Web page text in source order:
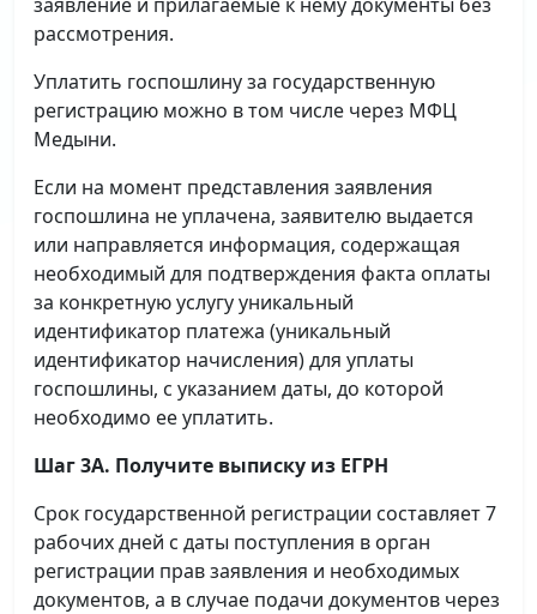
рассмотрения.
Уплатить госпошлину за государственную
регистрацию можно в том числе через МФЦ
Медыни.
Если на момент представления заявления
госпошлина не уплачена, заявителю выдается
или направляется информация, содержащая
необходимый для подтверждения факта оплаты
за конкретную услугу уникальный
идентификатор платежа (уникальный
идентификатор начисления) для уплаты
госпошлины, с указанием даты, до которой
необходимо ее уплатить.
Шаг 3А. Получите выписку из ЕГРН
Срок государственной регистрации составляет 7
рабочих дней с даты поступления в орган
регистрации прав заявления и необходимых
документов, а в случае подачи документов через